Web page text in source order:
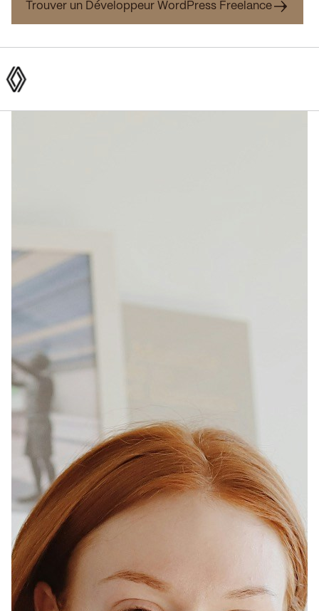
Trouver un Développeur WordPress Freelance